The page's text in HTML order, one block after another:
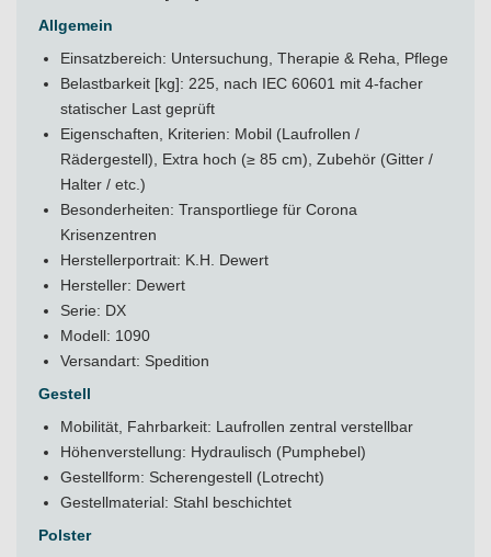
Allgemein
Einsatzbereich: Untersuchung, Therapie & Reha, Pflege
Belastbarkeit [kg]: 225, nach IEC 60601 mit 4-facher
statischer Last geprüft
Eigenschaften, Kriterien: Mobil (Laufrollen /
Rädergestell), Extra hoch (≥ 85 cm), Zubehör (Gitter /
Halter / etc.)
Besonderheiten: Transportliege für Corona
Krisenzentren
Herstellerportrait: K.H. Dewert
Hersteller: Dewert
Serie: DX
Modell: 1090
Versandart: Spedition
Gestell
Mobilität, Fahrbarkeit: Laufrollen zentral verstellbar
Höhenverstellung: Hydraulisch (Pumphebel)
Gestellform: Scherengestell (Lotrecht)
Gestellmaterial: Stahl beschichtet
Polster